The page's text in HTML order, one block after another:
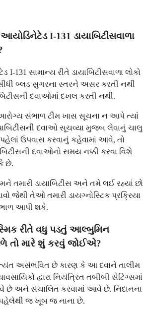
I-131 ડાયાબિટીસવાળા
131 સામાન્ય રીતે ડાયાબિટીસવાળા લોકો
બ્લડ સુગરના સ્તરને અસર કરતી નથી
દવાઓમાં દખલ કરતી નથી.
સંભાળ ટીમ ખાસ સૂચના ન આપે ત્યાં
દવાઓ સૂચવ્યા મુજબ લેવાનું ચાલુ
પહેલાં ઉપવાસ કરવાનું કહેવામાં આવે, તો
દવાઓનો સમય નક્કી કરવા વિશે
છે.
તમારી ડાયાબિટીસ અને તમે લઈ રહ્યાં છો
જેથી તેઓ તમારી ડાયગ્નોસ્ટિક પ્રક્રિયા
આપી શકે.
રીતે વધુ પડતું આલ્બુમિન
તો મારે શું કરવું જોઈએ?
અસંભવિત છે કારણ કે આ દવાને તાલીમ
દ્વારા નિયંત્રિત તબીબી સેટિંગ્સમાં
છે અને સંચાલિત કરવામાં આવે છે. નિદાનના
જ ખૂબ જ નાના છે.